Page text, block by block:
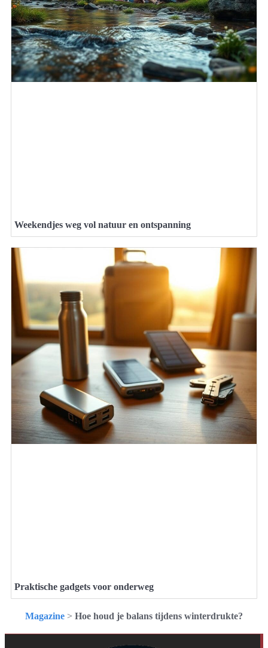
Weekendjes weg vol natuur en ontspanning
Praktische gadgets voor onderweg
Magazine > Hoe houd je balans tijdens winterdrukte?